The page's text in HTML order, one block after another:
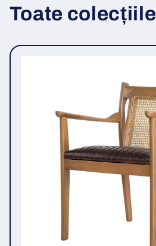
Toate colecțiile